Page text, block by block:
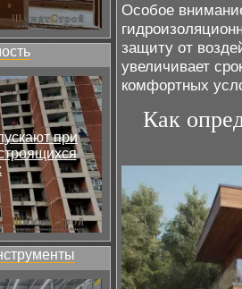
при
Особое
защиту от
увеличивает
комфортных
Как